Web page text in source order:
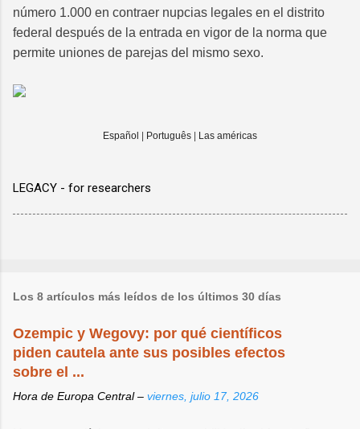
número 1.000 en contraer nupcias legales en el distrito
federal después de la entrada en vigor de la norma que
permite uniones de parejas del mismo sexo.
Español Português Las américas
LEGACY - for researchers
Los 8 artículos más leídos de los últimos 30 días
Ozempic y Wegovy: por qué científicos
piden cautela ante sus posibles efectos
sobre el ...
Hora de Europa Central – viernes, julio 17, 2026